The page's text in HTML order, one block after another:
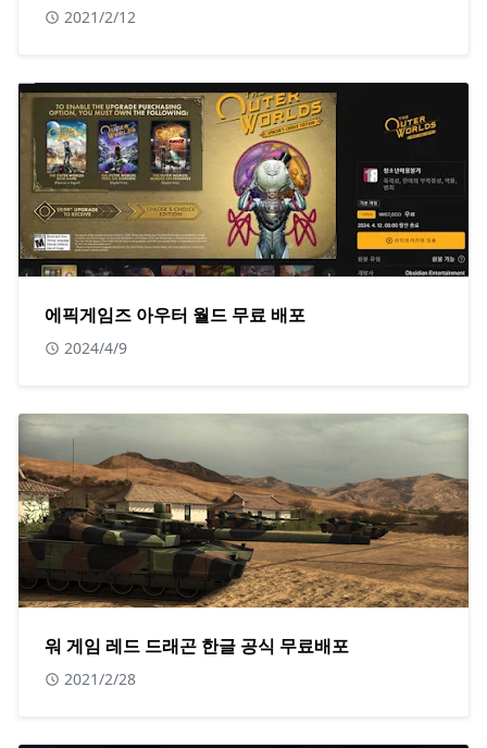
2021/2/12
에픽게임즈 아우터 월드 무료 배포
2024/4/9
워 게임 레드 드래곤 한글 공식 무료배포
2021/2/28